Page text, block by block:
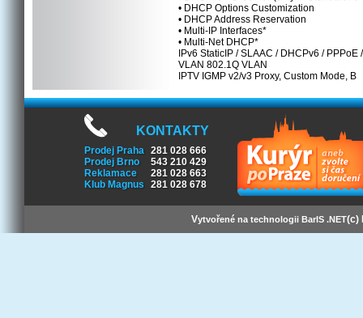
• DHCP Options Customization
• DHCP Address Reservation
• Multi-IP Interfaces*
• Multi-Net DHCP*
IPv6 StaticIP / SLAAC / DHCPv6 /
VLAN 802.1Q VLAN
IPTV IGMP v2/v3 Proxy, Custom Mode, B
KONTAKTY
Prodej Praha 281 028 666
Prodej Brno
543 210 429
Reklamace
281 028 663
Klub Magnus
281 028 678
Vytvořené na technologii BarIS .NET(c)